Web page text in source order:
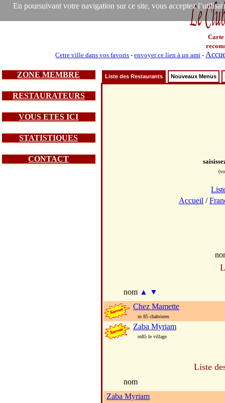
En poursuivant votre navigation sur ce site, vous acceptez
Carte
Cette ville dans vos favoris -envoyer ce lien à un ami -
ZONE MEMBRE
RESTAURATEURS
VOUS ETES ICI
STATISTIQUES
CONTACT
Liste des Restaurants Nouveaux Menus
Accueil /
nom ▲
▼
Chez Mamette
rn 85 chabrieres
Zaba Myriam
rn85 le village
Liste
nom
Zaba Myriam